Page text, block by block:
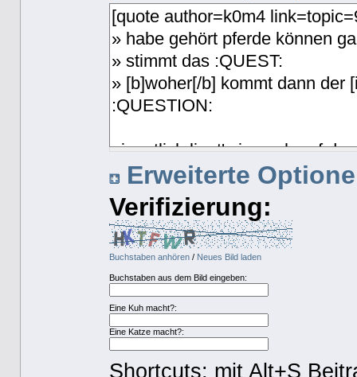
Erweiterte
Verifizierung:
Buchstaben anhören / Neues Bild laden
Buchstaben aus dem Bild eingeben:
Eine Kuh macht?:
Eine Katze macht?:
Shortcuts: mit Alt+S